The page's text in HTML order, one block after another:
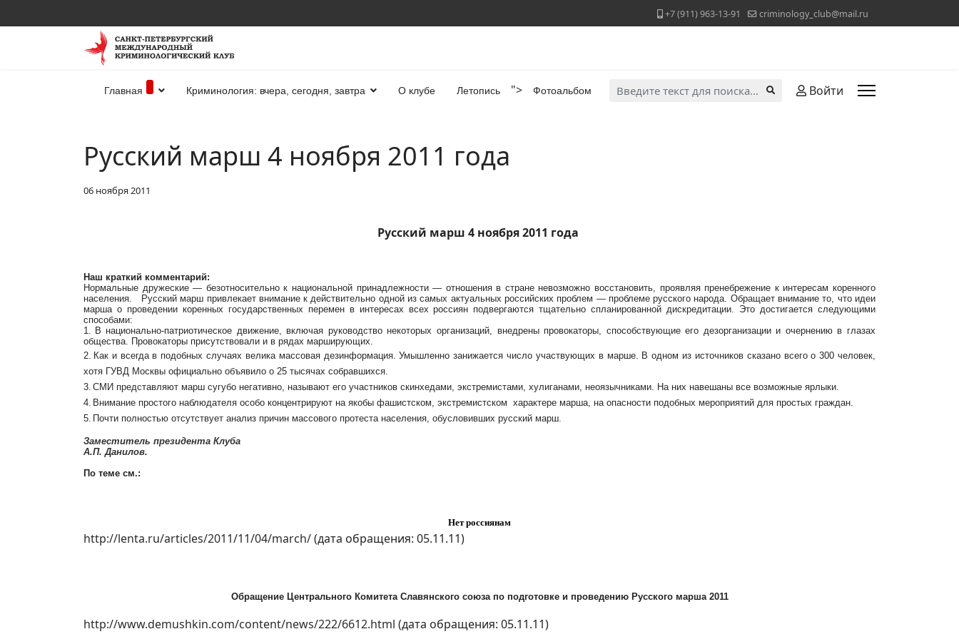
+7 (911) 963-13-91 criminology_club@mail.ru
Главная Криминология: вчера, сегодня, завтра О клубе Летопись "> Фотоальбом Искать... Войти
Русский марш 4 ноября 2011 года
06 ноября 2011
Русский марш 4 ноября 2011 года
Наш краткий комментарий:
Нормальные дружеские — безотносительно к национальной принадлежности — отношения в стране невозможно восстановить, проявляя пренебрежение к интересам коренного
населения. Русский марш привлекает внимание к действительно одной из самых актуальных российских проблем — проблеме русского народа. Обращает внимание то, что идеи
марша о проведении коренных государственных перемен в интересах всех россиян подвергаются тщательно спланированной дискредитации. Это достигается следующими
способами:
1. В национально-патриотическое движение, включая руководство некоторых организаций, внедрены провокаторы, способствующие его дезорганизации и очернению в глазах
общества. Провокаторы присутствовали и в рядах марширующих.
2. Как и всегда в подобных случаях велика массовая дезинформация. Умышленно занижается число участвующих в марше. В одном из источников сказано всего о 300 человек,
хотя ГУВД Москвы официально объявило о 25 тысячах собравшихся.
3. СМИ представляют марш сугубо негативно, называют его участников скинхедами, экстремистами, хулиганами, неоязычниками. На них навешаны все возможные ярлыки.
4. Внимание простого наблюдателя особо концентрируют на якобы фашистском, экстремистском характере марша, на опасности подобных мероприятий для простых граждан.
5. Почти полностью отсутствует анализ причин массового протеста населения, обусловивших русский марш.
Заместитель президента Клуба
А.П. Данилов.
По теме см.:
Нет россиянам
http://lenta.ru/articles/2011/11/04/march/(дата обращения: 05.11.11)
Обращение Центрального Комитета Славянского союза по подготовке и проведению Русского марша 2011
http://www.demushkin.com/content/news/222/6612.html (дата обращения: 05.11.11)